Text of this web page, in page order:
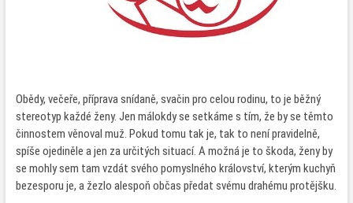
Obědy, večeře, příprava snídaně, svačin pro celou rodinu, to je běžný
stereotyp každé ženy. Jen málokdy se setkáme s tím, že by se těmto
činnostem věnoval muž. Pokud tomu tak je, tak to není pravidelně,
spíše ojediněle a jen za určitých situací. A možná je to škoda, ženy by
se mohly sem tam vzdát svého pomyslného království, kterým kuchyň
bezesporu je, a žezlo alespoň občas předat svému drahému protějšku.